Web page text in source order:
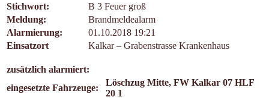
Stichwort:
B 3 Feuer groß
Meldung:
Brandmeldealarm
Alarmierung:
01.10.2018 19:21
Einsatzort
Kalkar – Grabenstrasse Krankenhaus
zusätzlich alarmiert:
eingesetzte Fahrzeuge:
Löschzug Mitte, FW Kalkar 07 HLF
20 1